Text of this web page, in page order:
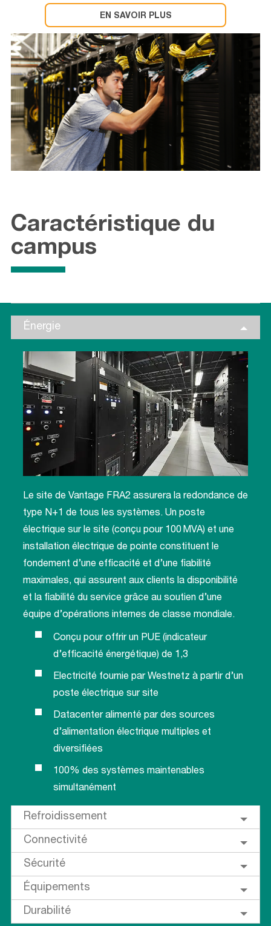
EN SAVOIR PLUS
Caractéristique du
campus
Énergie
Le site de Vantage FRA2 assurera la redondance de
type N+1 de tous les systèmes. Un poste
électrique sur le site (conçu pour 100 MVA) et une
installation électrique de pointe constituent le
fondement d’une efficacité et d’une fiabilité
maximales, qui assurent aux clients la disponibilité
et la fiabilité du service grâce au soutien d’une
équipe d’opérations internes de classe mondiale.
Conçu pour offrir un PUE (indicateur
d’efficacité énergétique) de 1,3
Electricité fournie par Westnetz à partir d’un
poste électrique sur site
Datacenter alimenté par des sources
d’alimentation électrique multiples et
diversifiées
100% des systèmes maintenables
simultanément
Refroidissement
Connectivité
Sécurité
Équipements
Durabilité